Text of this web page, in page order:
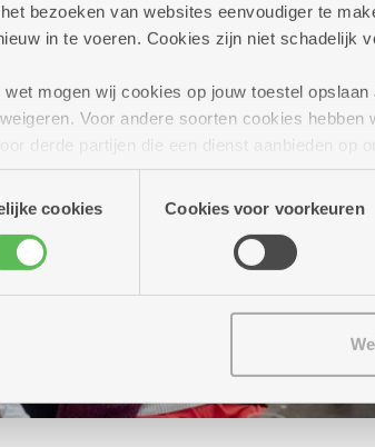
bezoeken van websites eenvoudiger te
in te voeren. Cookies zijn niet schadelijk
wet mogen wij cookies op jouw toestel
Voor andere soorten cookies
derde partijen die een dienst aanbieden op
gebruik van onze site voor social
cookies
Cookies voor voorkeuren